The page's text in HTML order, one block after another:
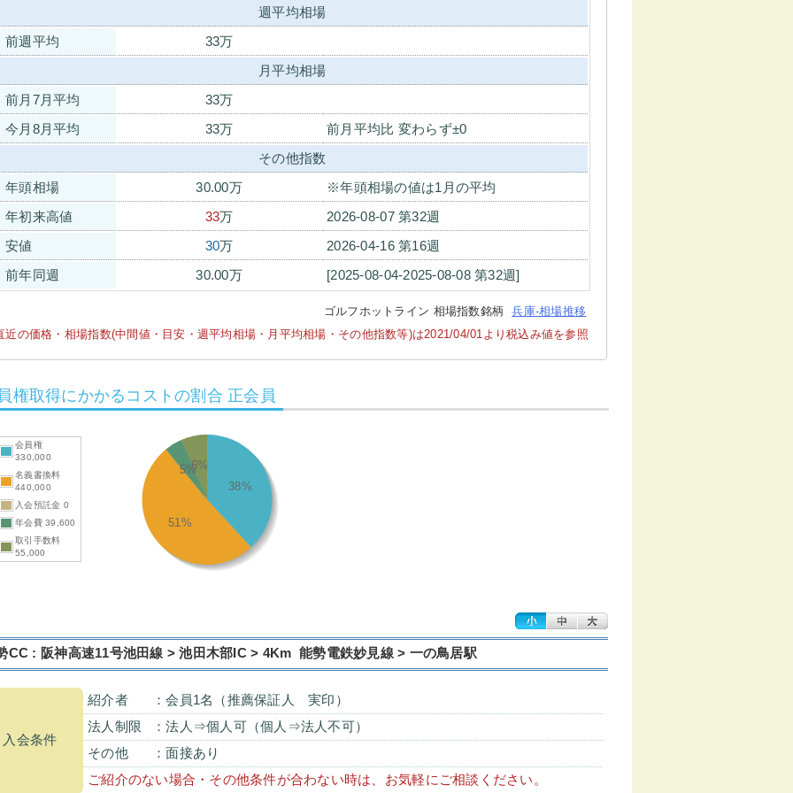
週平均相場
前週平均
33万
月平均相場
前月7月平均
33万
今月8月平均
33万
前月平均比 変わらず±0
その他指数
年頭相場
30.00万
※年頭相場の値は1月の平均
年初来高値
33万
2026-08-07 第32週
安値
30万
2026-04-16 第16週
前年同週
30.00万 [2025-08-04-2025-08-08 第32週]
ゴルフホットライン 相場指数銘柄
兵庫-相場推移
近の価格・相場指数(中間値・目安・週平均相場・月平均相場・その他指数等)は2021/04/01より税込み値を参照
権取得にかかるコストの割合 正会員
会員権
330,000
名義書換料
440,000
入会預託金 0
年会費 39,600
取引手数料
55,000
38%
51%
5%6%
CC : 阪神高速11号池田線 > 池田木部IC > 4Km 能勢電鉄妙見線 > 一の鳥居駅
入会条件
紹介者
：会員1名（推薦保証人 実印）
法人制限
：法人⇒個人可（個人⇒法人不可）
その他
：面接あり
ご紹介のない場合・その他条件が合わない時は、お気軽にご相談ください。